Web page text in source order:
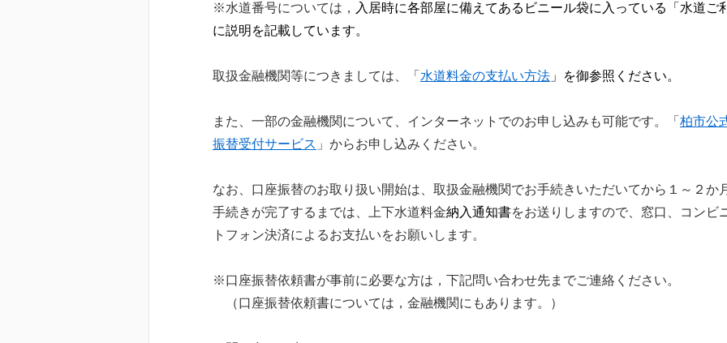
※水道番号については， 入居時に各部屋に備えてあるビニール袋に入っている「水道ご
に説明を記載しています。
取扱金融機関等につきましては、「 水道料金の支払い方法 」を御参照ください。
また、一部の金融機関について、インターネットでのお申し込みも可能です。「 柏市公
振替受付サービス 」からお申し込みください。
なお、口座振替のお取り扱い開始は、取扱金融機関でお手続きいただいてから１～２か
手続きが完了するまでは、上下水道料金納入通知書をお送りしますので、窓口、コンビ
トフォン決済によるお支払いをお願いします。
※口座振替依頼書が事前に必要な方は，下記問い合わせ先までご連絡ください。
（口座振替依頼書については，金融機関にもあります。）